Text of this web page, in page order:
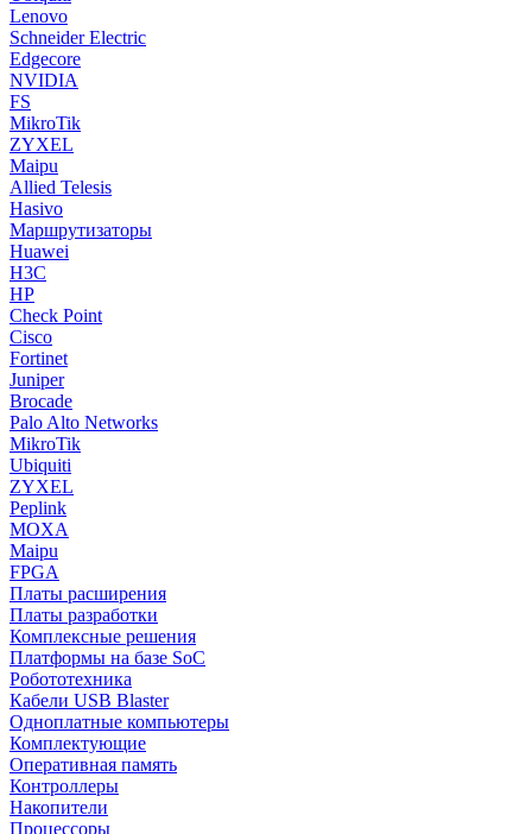
Lenovo
Schneider Electric
Edgecore
NVIDIA
FS
MikroTik
ZYXEL
Maipu
Allied Telesis
Hasivo
Маршрутизаторы
Huawei
H3C
HP
Check Point
Cisco
Fortinet
Juniper
Brocade
Palo Alto Networks
MikroTik
Ubiquiti
ZYXEL
Peplink
MOXA
Maipu
FPGA
Платы расширения
Платы разработки
Комплексные решения
Платформы на базе SoC
Робототехника
Кабели USB Blaster
Одноплатные компьютеры
Комплектующие
Оперативная память
Контроллеры
Накопители
Процессоры